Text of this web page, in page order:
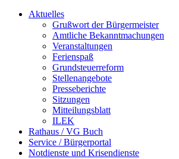
Aktuelles
Grußwort der Bürgermeister
Amtliche Bekanntmachungen
Veranstaltungen
Ferienspaß
Grundsteuerreform
Stellenangebote
Presseberichte
Sitzungen
Mitteilungsblatt
ILEK
Rathaus / VG Buch
Service / Bürgerportal
Notdienste und Krisendienste